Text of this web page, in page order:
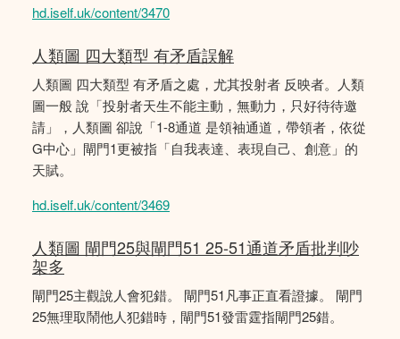
hd.iself.uk/content/3470
人類圖 四大類型 有矛盾誤解
人類圖 四大類型 有矛盾之處，尤其投射者 反映者。人類
圖一般 說「投射者天生不能主動，無動力，只好待待邀
請」，人類圖 卻說「1-8通道 是領袖通道，帶領者，依從
G中心」閘門1更被指「自我表達、表現自己、創意」的
天賦。
hd.iself.uk/content/3469
人類圖 閘門25與閘門51 25-51通道矛盾批判吵
架多
閘門25主觀說人會犯錯。 閘門51凡事正直看證據。 閘門
25無理取鬧他人犯錯時，閘門51發雷霆指閘門25錯。